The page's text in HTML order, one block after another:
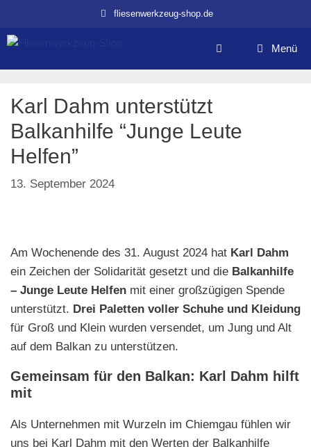
springen
fliesenwerkzeug-shop.de
Menü
Karl Dahm unterstützt
Balkanhilfe “Junge Leute
Helfen”
13. September 2024
Am Wochenende des 31. August 2024 hat Karl Dahm
ein Zeichen der Solidarität gesetzt und die Balkanhilfe
– Junge Leute Helfen mit einer großzügigen Spende
unterstützt. Drei Paletten voller Schuhe und Kleidung
für Groß und Klein wurden versendet, um Jung und Alt
auf dem Balkan zu unterstützen.
Gemeinsam für den Balkan: Karl Dahm hilft
mit
Als Unternehmen mit Wurzeln im Chiemgau fühlen wir
uns bei Karl Dahm mit den Werten der Balkanhilfe